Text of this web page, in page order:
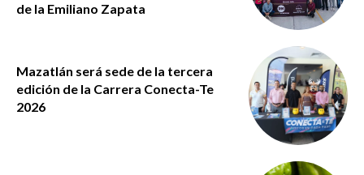
de la Emiliano Zapata
Mazatlán será sede de la tercera
edición de la Carrera Conecta-Te
2026